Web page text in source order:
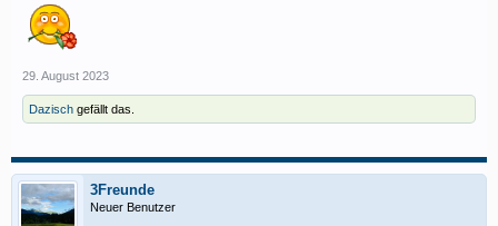
29. August 2023
Dazisch gefällt das.
3Freunde
Neuer Benutzer